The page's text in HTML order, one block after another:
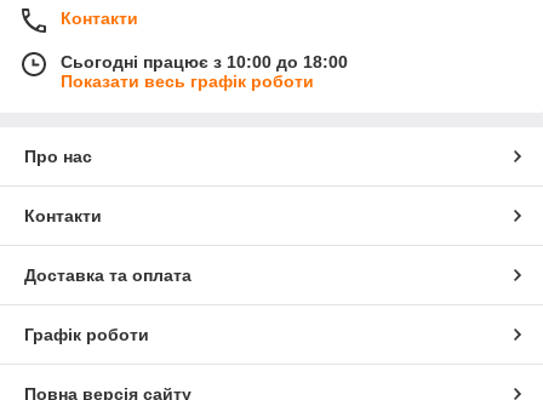
Контакти
Сьогодні працює з 10:00 до 18:00
Показати весь графік роботи
Про нас
Контакти
Доставка та оплата
Графік роботи
Повна версія сайту